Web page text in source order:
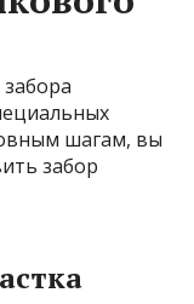
шагам, вы
забор